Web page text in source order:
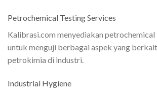
Petrochemical Testing Services
Kalibrasi.com menyediakan
untuk menguji berbagai aspek yang
petrokimia di industri.
Industrial Hygiene